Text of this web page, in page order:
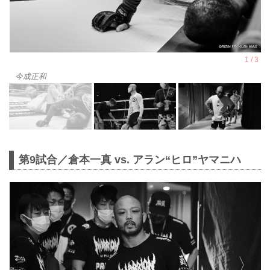
今成正和
第9試合／倉本一真 vs. アラン“ヒロ”ヤマニハ